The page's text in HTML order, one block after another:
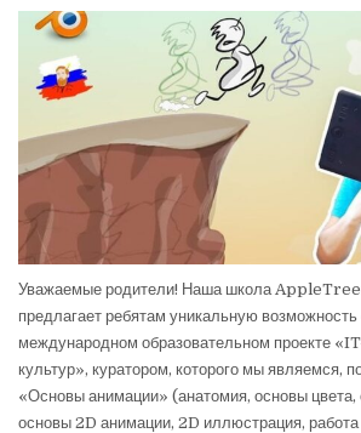
Уважаемые родители! Наша школа
предлагает ребятам уникальную возможность
международном образовательном проекте
культур», куратором, которого мы являемся,
«Основы анимации» (анатомия, основы цвета,
основы 2D анимации, 2D иллюстрация,